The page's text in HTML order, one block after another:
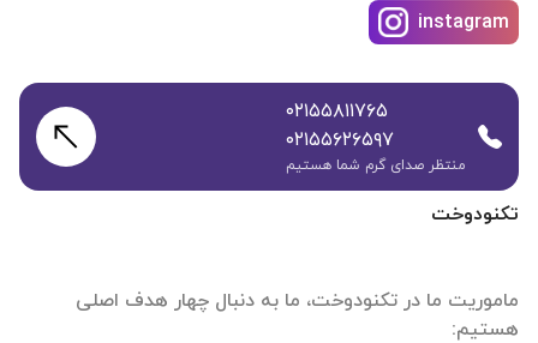
تکنودوخت
ماموریت ما در تکنودوخت، ما به دنبال چهار هدف اصلی
instagram
۰۲۱۵۵۸۱۱۷۶۵
۰۲۱۵۵۶۲۶۵۹۷
منتظر صدای گرم شما هستیم